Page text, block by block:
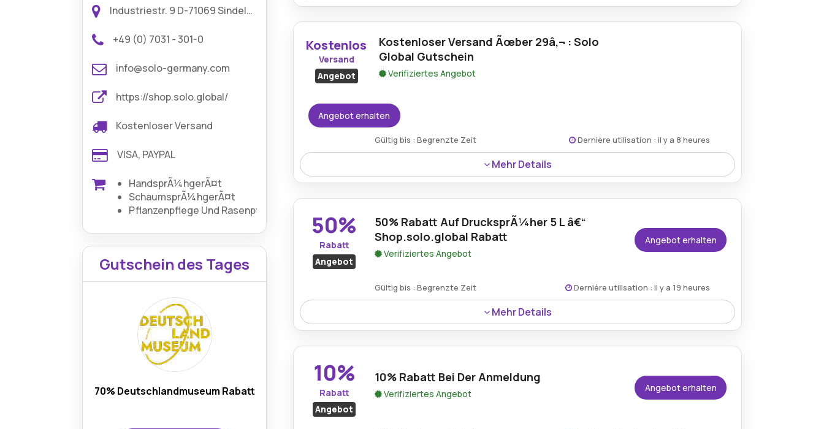
GenieÃŸen Sie bis zu 60% Preisnachlass auf verschiedene Artikel Ã¼ber shop.solo.global, ideal
fÃ¼r alle, die wÃ¤hrend laufender AktionszeitrÃ¤ume QualitÃ¤tsprodukte zu stark reduzierten
Kostenlos
Versand
Angebot
Kostenloser Versand Ãœber 29â‚¬ : Solo
Global Gutschein
Verifiziertes Angebot
Angebot erhalten
Gültig bis : Begrenzte Zeit Dernière utilisation : il y a 8 heures
Mehr Details
Solo Global bietet fÃ¼r alle qualifizierten Bestellungen Ã¼ber 29â‚¬ einen kostenlosen
Lieferservice an, der es einfacher macht, die gewÃ¼nschten Produkte ohne zusÃ¤tzliche
50%
Rabatt
Angebot
50% Rabatt Auf DrucksprÃ¼her 5 L â€“
Shop.solo.global Rabatt
Verifiziertes Angebot
Angebot erhalten
Gültig bis : Begrenzte Zeit Dernière utilisation : il y a 19 heures
Mehr Details
Erhalten Sie 50% Rabatt auf den 5-Liter-DrucksprÃ¼her bei shop.solo.global, ein Ã¤uÃŸerst
nÃ¼tzliches Werkzeug zum halben Preis fÃ¼r die effiziente Haus- und Gartenpflege.
10%
Rabatt
Angebot
10% Rabatt Bei Der Anmeldung
Verifiziertes Angebot
Angebot erhalten
Industriestr. 9 D-71069 Sindelfingen Deutschland
+49 (0) 7031 - 301-0
info@solo-germany.com
https://shop.solo.global/
Kostenloser Versand
VISA, PAYPAL
HandsprÃ¼hgerÃ¤t
SchaumsprÃ¼hgerÃ¤t
Pflanzenpflege Und Rasenpflege
Gutschein des Tages
70% Deutschlandmuseum Rabatt